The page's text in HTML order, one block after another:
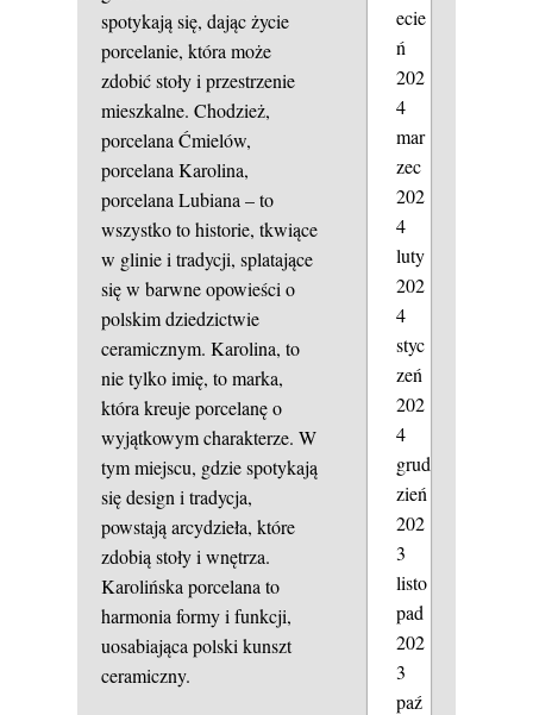
spotykają się, dając życie
porcelanie, która może
zdobić stoły i przestrzenie
mieszkalne. Chodzież,
porcelana Ćmielów,
porcelana Karolina,
porcelana Lubiana – to
wszystko to historie, tkwiące
w glinie i tradycji, splatające
się w barwne opowieści o
polskim dziedzictwie
ceramicznym. Karolina, to
nie tylko imię, to marka,
która kreuje porcelanę o
wyjątkowym charakterze. W
tym miejscu, gdzie spotykają
się design i tradycja,
powstają arcydzieła, które
zdobią stoły i wnętrza.
Karolińska porcelana to
harmonia formy i funkcji,
uosabiająca polski kunszt
ceramiczny.
ecie
ń
202
4
mar
zec
202
4
luty
202
4
styc
zeń
202
4
grud
zień
202
3
listo
pad
202
3
paź